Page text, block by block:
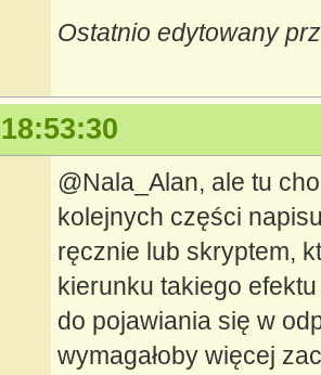
Ostatnio edytowany
@Nala_Alan, ale tu
kolejnych części
ręcznie lub skryptem,
kierunku takiego
do pojawiania się w
wymagałoby więcej